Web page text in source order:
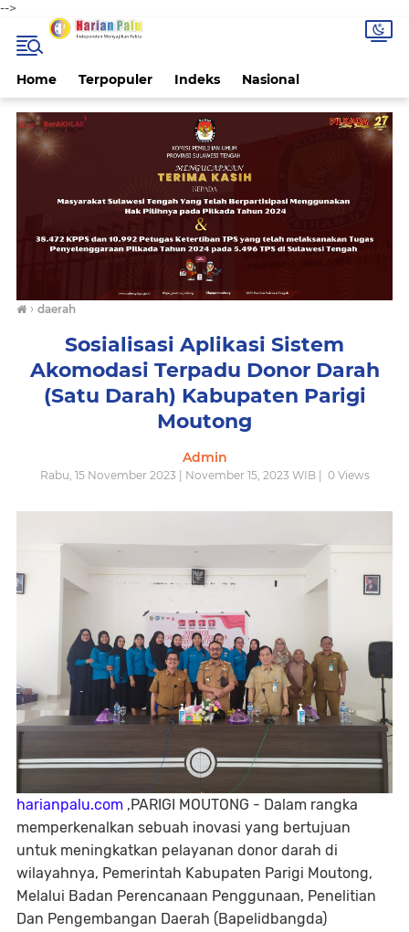
-->
Home Terpopuler Indeks Nasional
› daerah
Sosialisasi Aplikasi Sistem
Akomodasi Terpadu Donor Darah
(Satu Darah) Kabupaten Parigi
Moutong
Admin
Rabu, 15 November 2023 | November 15, 2023 WIB | 0Views
harianpalu.com ,PARIGI MOUTONG - Dalam rangka
memperkenalkan sebuah inovasi yang bertujuan
untuk meningkatkan pelayanan donor darah di
wilayahnya, Pemerintah Kabupaten Parigi Moutong,
Melalui Badan Perencanaan Penggunaan, Penelitian
Dan Pengembangan Daerah (Bapelidbangda)